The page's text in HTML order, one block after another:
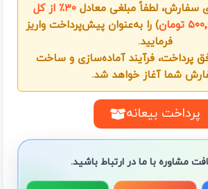
سفارش، لطفاً مبلغی معادل
۳۰٪ از کل
تومان
) را به‌عنوان پیش‌پرداخت واریز
فرمایید.
پرداخت، فرآیند آماده‌سازی و ساخت
شما آغاز خواهد شد.
پرداخت بیعانه
مشاوره با ما در ارتباط باشید.